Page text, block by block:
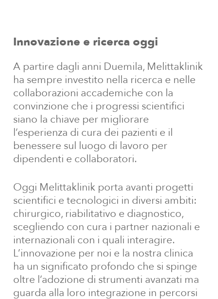
Innovazione e ricerca oggi
A partire dagli anni Duemila, Melittaklinik
ha sempre investito nella ricerca e nelle
collaborazioni accademiche con la
convinzione che i progressi scientifici
siano la chiave per migliorare
l’esperienza di cura dei pazienti e il
benessere sul luogo di lavoro per
dipendenti e collaboratori.
Oggi Melittaklinik porta avanti progetti
scientifici e tecnologici in diversi ambiti:
chirurgico, riabilitativo e diagnostico,
scegliendo con cura i partner nazionali e
internazionali con i quali interagire.
L’innovazione per noi e la nostra clinica
ha un significato profondo che si spinge
oltre l’adozione di strumenti avanzati ma
guarda alla loro integrazione in percorsi